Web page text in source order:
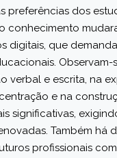
preferências dos
conhecimento
digitais, que
verbal e escrita, na
e na
significativas,
Também há
profissionais